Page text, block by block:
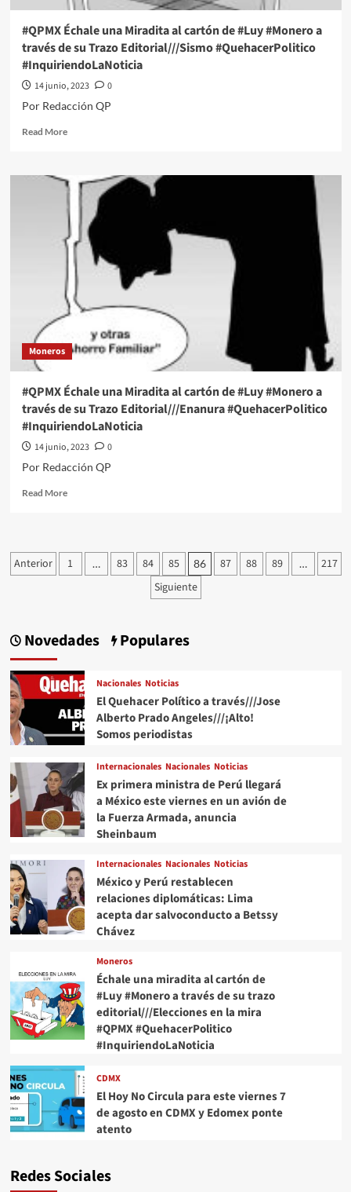
Trazo
Editorial///Crecimiento
en
las
fronteras
#QuehacerPolitico
#QPMX Échale una Miradita al cartón de #Luy #Monero a
través de su Trazo Editorial///Sismo #QuehacerPolitico
#InquiriendoLaNoticia
14 junio, 2023
0
Por Redacción QP
Read MoreRead
Échale
una
Miradita
al
cartón
de
#Luy
#Monero
a
su
Editorial///Sismo
#QuehacerPolitico
#InquiriendoLaNoticia
Moneros
#QPMX Échale una Miradita al cartón de #Luy #Monero a
través de su Trazo Editorial///Enanura #QuehacerPolitico
#InquiriendoLaNoticia
14 junio, 2023
0
Por Redacción QP
Read MoreRead
Échale
una
#Luy
a
través
de
su
Trazo
Editorial///Enanura
#InquiriendoLaNoticia
Paginación
Anterior 1 … 83 84 85 86 87 88 89 …
217
Siguiente
Novedades Populares
Nacionales Noticias
El Quehacer Político a través///Jose
Alberto Prado Angeles///¡Alto!
Somos periodistas
Internacionales Nacionales Noticias
Ex primera ministra de Perú llegará
a México este viernes en un avión de
la Fuerza Armada, anuncia
Sheinbaum
Internacionales Nacionales Noticias
México y Perú restablecen
relaciones diplomáticas: Lima
acepta dar salvoconducto a Betssy
Chávez
Moneros
Échale una miradita al cartón de
#Luy #Monero a través de su trazo
editorial///Elecciones en la mira
#QPMX #QuehacerPolitico
#InquiriendoLaNoticia
CDMX
El Hoy No Circula para este viernes 7
de agosto en CDMX y Edomex ponte
atento
Redes Sociales